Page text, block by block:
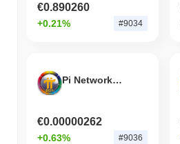
€0.890260
+0.21% #9034
Pi Network DeFi
€0.00000262
+0.63% #9036